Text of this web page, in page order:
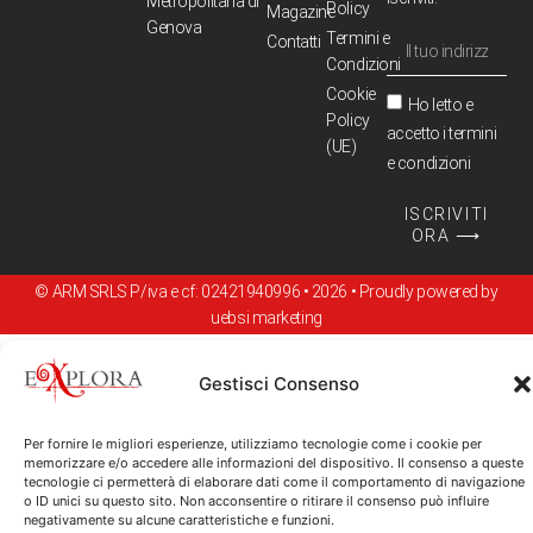
Gestisci Consenso
Per fornire le migliori esperienze, utilizziamo tecnologie come i cookie per
memorizzare e/o accedere alle informazioni del dispositivo. Il consenso a queste
tecnologie ci permetterà di elaborare dati come il comportamento di navigazione
o ID unici su questo sito. Non acconsentire o ritirare il consenso può influire
negativamente su alcune caratteristiche e funzioni.
Genova
Magazine
Contatti
Policy
Termini e
Condizioni
Cookie
Policy
(UE)
Ho letto e
accetto i termini
e condizioni
ISCRIVITI
ORA ⟶
© ARM SRLS P/iva e cf: 02421940996 • 2026 • Proudly powered by
uebsi marketing